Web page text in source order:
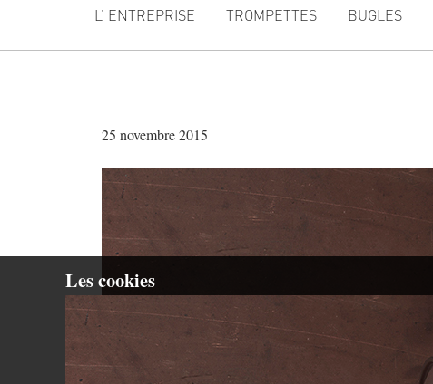
NAVIGATION
L’ ENTREPRISE TROMPETTES BUGLES
25 novembre 2015
Les cookies